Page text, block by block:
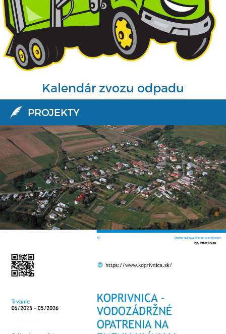
Kalendár zvozu odpadu
PROJEKTY